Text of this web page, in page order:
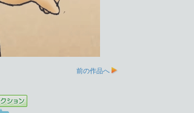
前の作品へ